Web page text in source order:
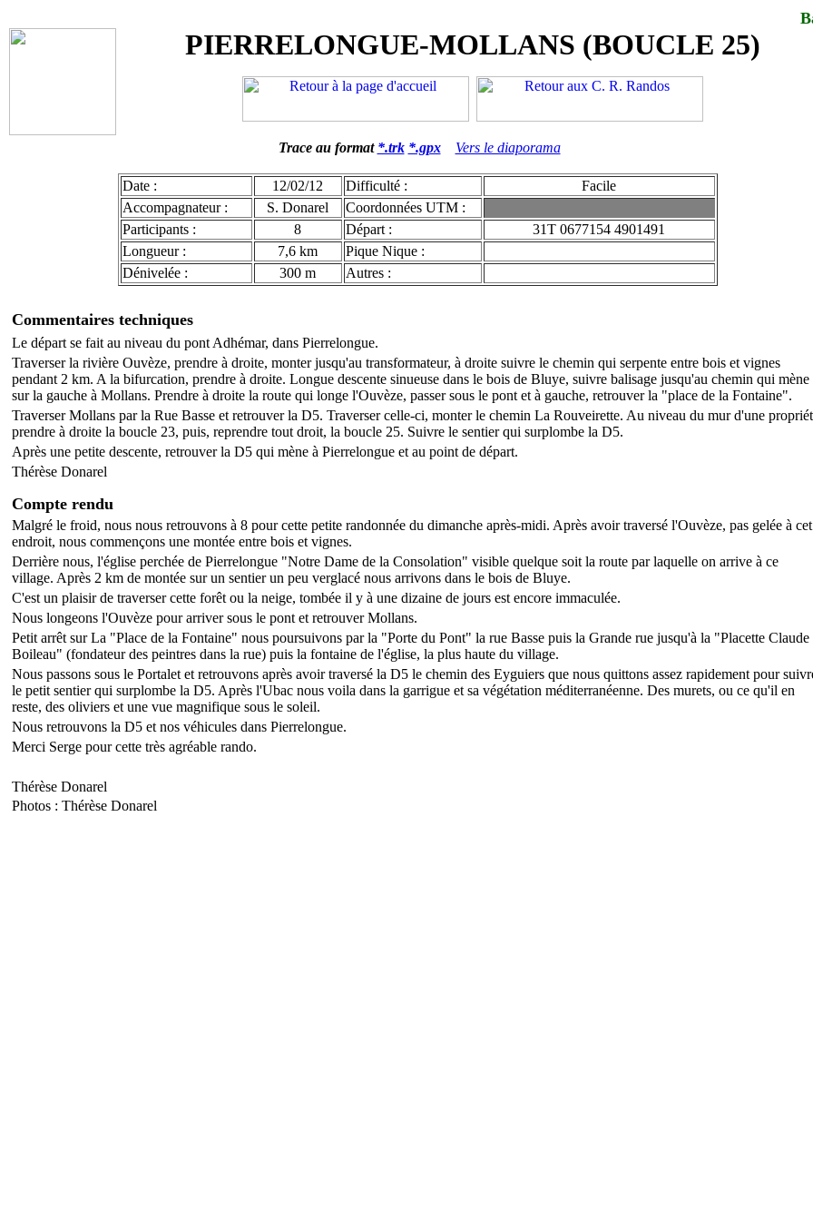
PIERRELONGUE-MOLLANS (BOUCLE 25)
Trace au format *.trk *.gpx Vers le diaporama
Date : 12/02/12 Difficulté :
Facile
Accompagnateur :
S. Donarel
Coordonnées UTM :
Participants :
8 Départ :
31T 0677154 4901491
Longueur :
7,6 km
Pique Nique :
Dénivelée :
300 m Autres :
Commentaires techniques
Le départ se fait au niveau du pont Adhémar, dans Pierrelongue.
Traverser la rivière Ouvèze, prendre à droite, monter jusqu'au transformateur, à droite suivre le chemin qui serpente entre bois et vignes
pendant 2 km. A la bifurcation, prendre à droite. Longue descente sinueuse dans le bois de Bluye, suivre balisage jusqu'au chemin qui mène
sur la gauche à Mollans. Prendre à droite la route qui longe l'Ouvèze, passer sous le pont et à gauche, retrouver la "place de la Fontaine".
Traverser Mollans par la Rue Basse et retrouver la D5. Traverser celle-ci, monter le chemin La Rouveirette. Au niveau du mur d'une
prendre à droite la boucle 23, puis, reprendre tout droit, la boucle 25. Suivre le sentier qui surplombe la D5.
Après une petite descente, retrouver la D5 qui mène à Pierrelongue et au point de départ.
Thérèse Donarel
Compte rendu
Malgré le froid, nous nous retrouvons à 8 pour cette petite randonnée du dimanche après-midi. Après avoir traversé l'Ouvèze, pas gelée à cet
endroit, nous commençons une montée entre bois et vignes.
Derrière nous, l'église perchée de Pierrelongue "Notre Dame de la Consolation" visible quelque soit la route par laquelle on arrive à ce
village. Après 2 km de montée sur un sentier un peu verglacé nous arrivons dans le bois de Bluye.
C'est un plaisir de traverser cette forêt ou la neige, tombée il y à une dizaine de jours est encore immaculée.
Nous longeons l'Ouvèze pour arriver sous le pont et retrouver Mollans.
Petit arrêt sur La "Place de la Fontaine" nous poursuivons par la "Porte du Pont" la rue Basse puis la Grande rue jusqu'à la "Placette Claude
Boileau" (fondateur des peintres dans la rue) puis la fontaine de l'église, la plus haute du village.
Nous passons sous le Portalet et retrouvons après avoir traversé la D5 le chemin des Eyguiers que nous quittons assez rapidement pour
le petit sentier qui surplombe la D5. Après l'Ubac nous voila dans la garrigue et sa végétation méditerranéenne. Des murets, ou ce qu'il en
reste, des oliviers et une vue magnifique sous le soleil.
Nous retrouvons la D5 et nos véhicules dans Pierrelongue.
Merci Serge pour cette très agréable rando.
Thérèse Donarel
Photos : Thérèse Donarel